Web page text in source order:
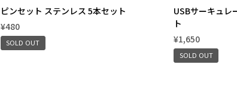
ピンセット ステンレス 5本セット
¥480
SOLD OUT
USBサーキュレ
ト
¥1,650
SOLD OUT